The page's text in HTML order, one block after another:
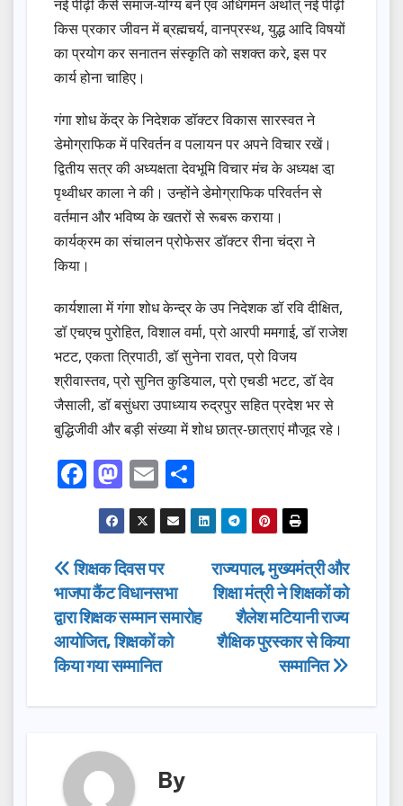
नई पीढ़ी कैसे समाज-योग्य बने एवं अधिगमन अर्थात् नई पीढ़ी
किस प्रकार जीवन में ब्रह्मचर्य, वानप्रस्थ, युद्ध आदि विषयों
का प्रयोग कर सनातन संस्कृति को सशक्त करे, इस पर
कार्य होना चाहिए।
गंगा शोध केंद्र के निदेशक डॉक्टर विकास सारस्वत ने
डेमोग्राफिक में परिवर्तन व पलायन पर अपने विचार रखें।
द्वितीय सत्र की अध्यक्षता देवभूमि विचार मंच के अध्यक्ष डा़
पृथ्वीधर काला ने की। उन्होंने डेमोग्राफिक परिवर्तन से
वर्तमान और भविष्य के खतरों से रूबरू कराया।
कार्यक्रम का संचालन प्रोफेसर डॉक्टर रीना चंद्रा ने
किया।
कार्यशाला में गंगा शोध केन्द्र के उप निदेशक डॉ रवि दीक्षित,
डॉ एचएच पुरोहित, विशाल वर्मा, प्रो आरपी ममगाई, डॉ राजेश
भटट, एकता त्रिपाठी, डॉ सुनेना रावत, प्रो विजय
श्रीवास्तव, प्रो सुनित कुडियाल, प्रो एचडी भटट, डॉ देव
जैसाली, डॉ बसुंधरा उपाध्याय रुद्रपुर सहित प्रदेश भर से
बुद्धिजीवी और बड़ी संख्या में शोध छात्र-छात्राएं मौजूद रहे।
F
a
c
e
b
o
o
k
M
a
st
o
d
o
n
E
m
ail
h
ar
Post
navigation
राज्यपाल, मुख्यमंत्री और
शिक्षा मंत्री ने शिक्षकों को
शैलेश मटियानी राज्य
शैक्षिक पुरस्कार से किया
सम्मानित
शिक्षक दिवस पर
भाजपा कैंट विधानसभा
द्वारा शिक्षक सम्मान समारोह
आयोजित, शिक्षकों को
किया गया सम्मानित
By